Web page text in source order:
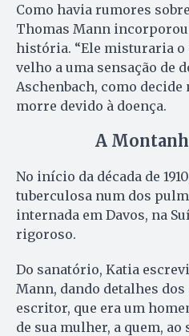
Como havia rumores
Thomas Mann incorporou
história. “Ele misturaria o
velho a uma sensação de
Aschenbach, como decide
morre devido à doença.
A
No início da década de
tuberculosa num dos
internada em Davos, na
rigoroso.
Do sanatório, Katia
Mann, dando detalhes
escritor, que era um
de sua mulher, a quem, ao